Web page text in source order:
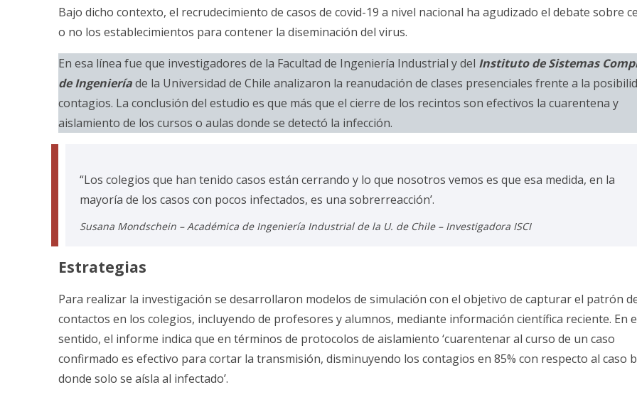
Bajo dicho contexto, el recrudecimiento de casos de covid-19 a nivel nacional ha agudizado el debate sobre
o no los establecimientos para contener la diseminación del virus.
En esa línea fue que investigadores de la Facultad de Ingeniería Industrial y del Instituto de Sistemas
de Ingenieríade la Universidad de Chile analizaron la reanudación de clases presenciales frente a la
contagios. La conclusión del estudio es que más que el cierre de los recintos son efectivos la cuarentena y
aislamiento de los cursos o aulas donde se detectó la infección.
“Los colegios que han tenido casos están cerrando y lo que nosotros vemos es que esa medida, en la
mayoría de los casos con pocos infectados, es una sobrerreacción’.
Susana Mondschein – Académica de Ingeniería Industrial de la U. de Chile – Investigadora ISCI
Estrategias
Para realizar la investigación se desarrollaron modelos de simulación con el objetivo de capturar el patrón
contactos en los colegios, incluyendo de profesores y alumnos, mediante información científica reciente. En
sentido, el informe indica que en términos de protocolos de aislamiento ‘cuarentenar al curso de un caso
confirmado es efectivo para cortar la transmisión, disminuyendo los contagios en 85% con respecto al caso
donde solo se aísla al infectado’.